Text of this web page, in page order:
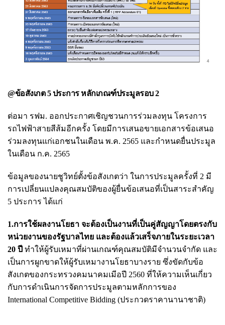
@ข้อสังเกต 5 ประการ หลักเกณฑ์ประมูลรอบ 2
ต่อมา รฟม. ออกประกาศเชิญชวนการร่วมลงทุน โครงการ
รถไฟฟ้าสายสีส้มอีกครั้ง โดยมีการเสนอขายเอกสารข้อเสนอ
ร่วมลงทุนแก่เอกชนในเดือน พ.ค. 2565 และกำหนดยื่นประมูล
ในเดือน ก.ค. 2565
ข้อมูลของนายชูวิทย์ตั้งข้อสังเกตว่า ในการประมูลครั้งที่ 2 มี
การเปลี่ยนแปลงคุณสมบัติของผู้ยื่นข้อเสนอที่เป็นสาระสำคัญ
5 ประการ ได้แก่
1.การใช้ผลงานโยธา จะต้องเป็นงานที่เป็นคู่สัญญาโดยตรงกับ
หน่วยงานของรัฐบาลไทย และต้องแล้วเสร็จภายในระยะเวลา
20 ปี ทำให้ผู้รับเหมาที่ผ่านเกณฑ์คุณสมบัติมีจำนวนจำกัด และ
เป็นการผูกขาดให้ผู้รับเหมางานโยธาบางราย ซึ่งขัดกับข้อ
สังเกตของกระทรวงคมนาคมเมีอปี 2560 ที่ให้ความเห็นเกี่ยว
กับการดำเนินการจัดการประมูลตามหลักการของ
International Competitive Bidding (ประกวดราคานานาชาติ)